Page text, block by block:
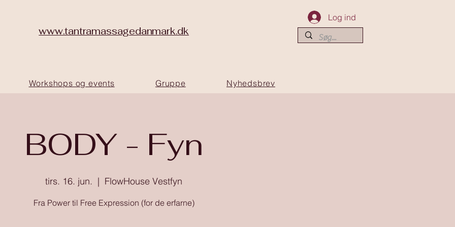
www.tantramassagedanmark.dk
Log ind
Workshops og events Gruppe Nyhedsbrev
BODY - Fyn
tirs. 16. jun.
  |
FlowHouse Vestfyn
Fra Power til Free Expression (for de erfarne)